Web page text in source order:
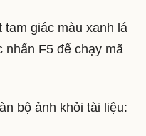
giác màu xanh lá
nhấn F5 để chạy mã
bộ ảnh khỏi tài liệu: